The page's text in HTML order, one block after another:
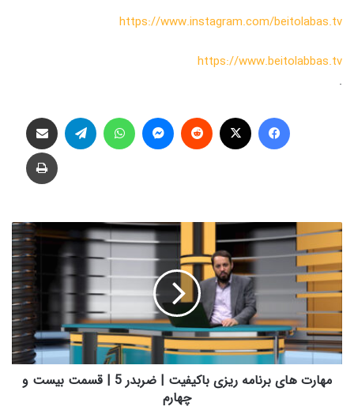
https://www.instagram.com/beitolabas.tv
https://www.beitolabbas.tv
.
فیس بوک
‫رددیت
م
ه
ا
ر
ت
ه
ا
ی
ب
مهارت های برنامه ریزی باکیفیت | ضربدر 5 | قسمت بیست و
چهارم